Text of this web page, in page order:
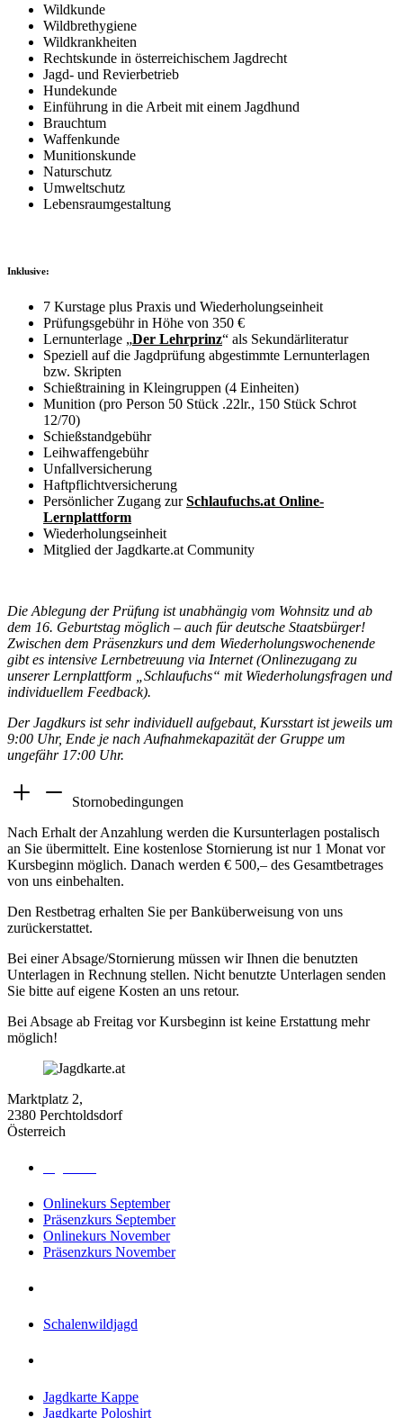
Wildkunde
Wildbrethygiene
Wildkrankheiten
Rechtskunde in österreichischem Jagdrecht
Jagd- und Revierbetrieb
Hundekunde
Einführung in die Arbeit mit einem Jagdhund
Brauchtum
Waffenkunde
Munitionskunde
Naturschutz
Umweltschutz
Lebensraumgestaltung
Inklusive:
7 Kurstage plus Praxis und Wiederholungseinheit
Prüfungsgebühr in Höhe von 350 €
Lernunterlage „Der Lehrprinz“ als Sekundärliteratur
Speziell auf die Jagdprüfung abgestimmte Lernunterlagen
bzw. Skripten
Schießtraining in Kleingruppen (4 Einheiten)
Munition (pro Person 50 Stück .22lr., 150 Stück Schrot
12/70)
Schießstandgebühr
Leihwaffengebühr
Unfallversicherung
Haftpflichtversicherung
Persönlicher Zugang zurSchlaufuchs.at Online-
Lernplattform
Wiederholungseinheit
Mitglied der Jagdkarte.at Community
Die Ablegung der Prüfung ist unabhängig vom Wohnsitz und ab
dem 16. Geburtstag möglich – auch für deutsche Staatsbürger!
Zwischen dem Präsenzkurs und dem Wiederholungswochenende
gibt es intensive Lernbetreuung via Internet (Onlinezugang zu
unserer Lernplattform „Schlaufuchs“ mit Wiederholungsfragen und
individuellem Feedback).
Der Jagdkurs ist sehr individuell aufgebaut, Kursstart ist jeweils um
9:00 Uhr, Ende je nach Aufnahmekapazität der Gruppe um
ungefähr 17:00 Uhr.
Stornobedingungen
Nach Erhalt der Anzahlung werden die Kursunterlagen postalisch
an Sie übermittelt. Eine kostenlose Stornierung ist nur 1 Monat vor
Kursbeginn möglich. Danach werden € 500,– des Gesamtbetrages
von uns einbehalten.
Den Restbetrag erhalten Sie per Banküberweisung von uns
zurückerstattet.
Bei einer Absage/Stornierung müssen wir Ihnen die benutzten
Unterlagen in Rechnung stellen. Nicht benutzte Unterlagen senden
Sie bitte auf eigene Kosten an uns retour.
Bei Absage ab Freitag vor Kursbeginn ist keine Erstattung mehr
möglich!
Marktplatz 2,
2380 Perchtoldsdorf
Österreich
Onlinekurs September
Präsenzkurs September
Onlinekurs November
Präsenzkurs November
Schalenwildjagd
Jagdkarte Kappe
Jagdkarte Poloshirt